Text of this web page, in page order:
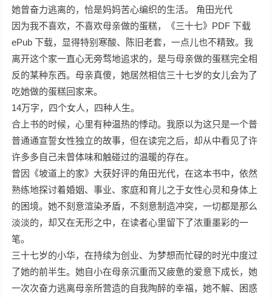
她曾奋力逃离的，恰是妈妈苦心编织的生活。 角田光代
因为我不喜欢，不喜欢母亲做的蛋糕，《三十七》PDF 下载
ePub 下载，显得特别寒酸、陈旧老套，一点儿也不精致。我
离开这个家一直心无旁骛地追求的，是与母亲做的蛋糕完全相
反的某种东西。母亲真傻，她居然相信三十七岁的女儿会为了
吃她做的蛋糕回家来。
14万字，四个女人，四种人生。
合上书的时候，心里有种温热的悸动。我原以为这只是一个普
普通通宣誓女性独立的故事，但在读完之后，却从中看见了许
许多多自己未曾体味和触碰过的温暖的存在。
曾因《坡道上的家》大获好评的角田光代，在这本书中，依然
熟练地探讨着婚姻、事业、家庭和育儿之于女性心灵和身体上
的困境。她不刻意渲染矛盾，不刻意制造冲突，一切都是那么
淡淡的，却又在无形之中，在读者心里留下了浓重墨彩的一
笔。
三十七岁的小华，在持续为创业、为梦想而忙碌的时光中度过
了她的前半生。她自小在母亲沉重而又疲惫的爱意下成长，她
一次次奋力逃离母亲所营造的自我陶醉的幸福，她不解、困惑